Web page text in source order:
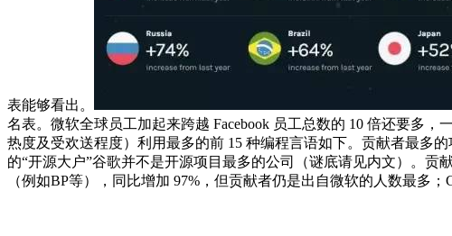
表能够看出。
名表。微软全球员工加起来跨越 Facebook 员工总数的 10 倍还要多
热度及受欢送程度）利用最多的前 15 种编程言语如下。贡献者最多
的“开源大户”谷歌并不是开源项目最多的公司（谜底请见内文）。
（例如BP等），同比增加 97%，但贡献者仍是出自微软的人数最多